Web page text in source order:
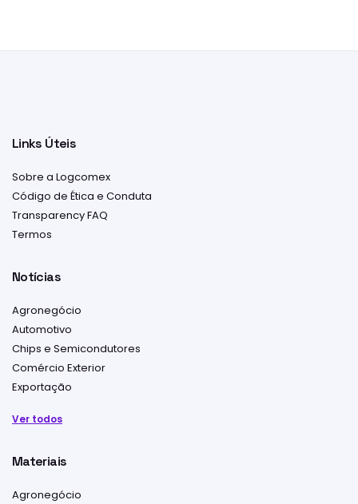
Links Úteis
Sobre a Logcomex
Código de Ética e Conduta
Transparency FAQ
Termos
Notícias
Agronegócio
Automotivo
Chips e Semicondutores
Comércio Exterior
Exportação
Ver todos
Materiais
Agronegócio